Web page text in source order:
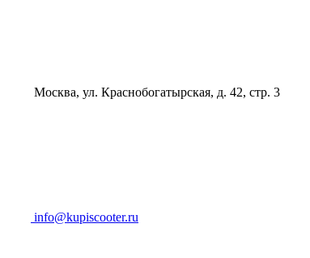
Москва, ул. Краснобогатырская, д. 42, стр. 3
info@kupiscooter.ru